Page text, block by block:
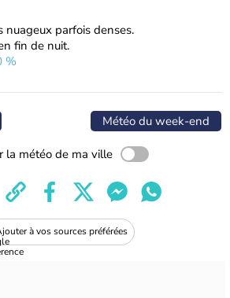
nuageux parfois denses.
fin de nuit.
%
Météo du week-end
la météo de ma ville
à vos sources préférées